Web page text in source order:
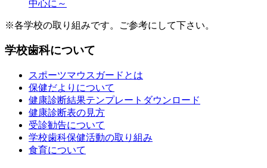
中心に～
※各学校の取り組みです。ご参考にして下さい。
学校歯科について
スポーツマウスガードとは
保健だよりについて
健康診断結果テンプレートダウンロード
健康診断表の見方
受診勧告について
学校歯科保健活動の取り組み
食育について